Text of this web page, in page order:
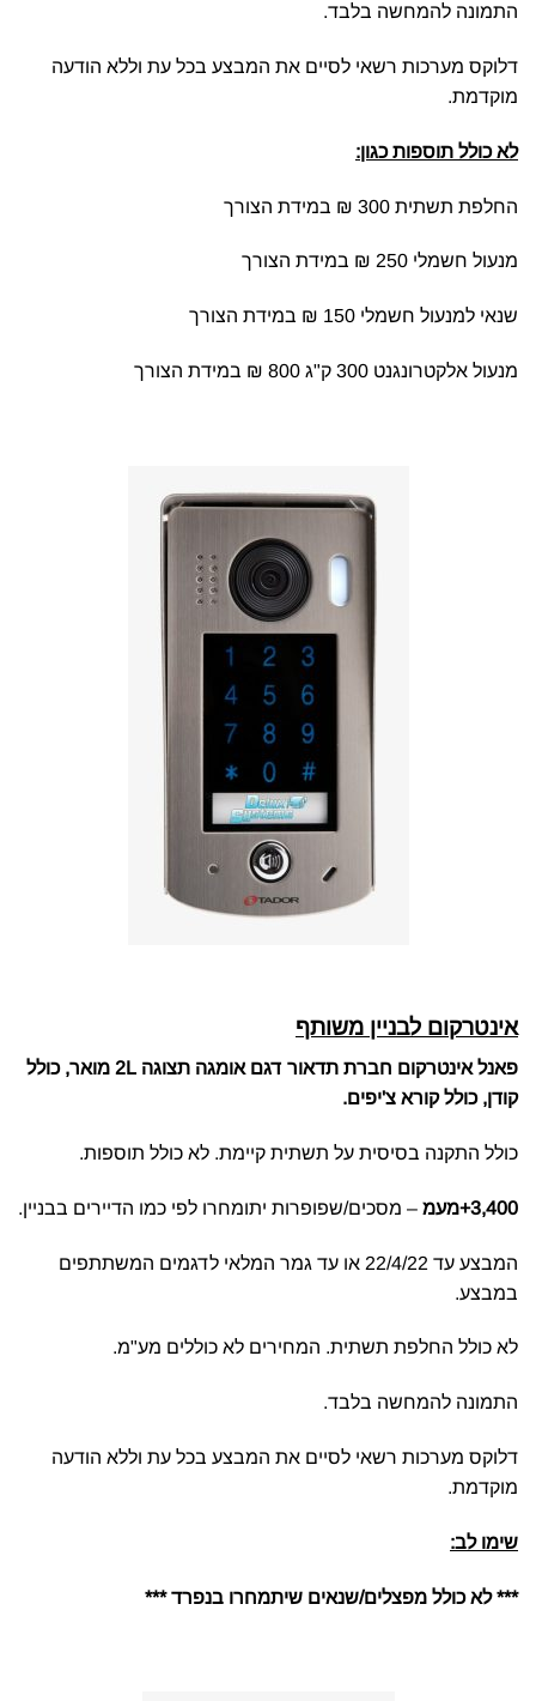
התמונה להמחשה בלבד.
דלוקס מערכות רשאי לסיים את המבצע בכל עת וללא הודעה
מוקדמת.
לא כולל תוספות כגון:
החלפת תשתית 300 ₪ במידת הצורך
מנעול חשמלי 250 ₪ במידת הצורך
שנאי למנעול חשמלי 150 ₪ במידת הצורך
מנעול אלקטרונגנט 300 ק"ג 800 ₪ במידת הצורך
אינטרקום לבניין משותף
פאנל אינטרקום חברת תדאור דגם אומגה תצוגה 2L מואר, כולל
קודן, כולל קורא צ'יפים.
כולל התקנה בסיסית על תשתית קיימת. לא כולל תוספות.
3,400+מעמ – מסכים/שפופרות יתומחרו לפי כמו הדיירים בבניין.
המבצע עד 22/4/22 או עד גמר המלאי לדגמים המשתתפים
במבצע.
לא כולל החלפת תשתית. המחירים לא כוללים מע"מ.
התמונה להמחשה בלבד.
דלוקס מערכות רשאי לסיים את המבצע בכל עת וללא הודעה
מוקדמת.
שימו לב:
*** לא כולל מפצלים/שנאים שיתמחרו בנפרד ***